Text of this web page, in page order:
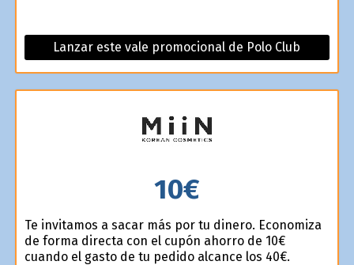
Lanzar este vale promocional de Polo Club
10€
Te invitamos a sacar más por tu dinero. Economiza
de forma directa con el cupón ahorro de 10€
cuando el gasto de tu pedido alcance los 40€.